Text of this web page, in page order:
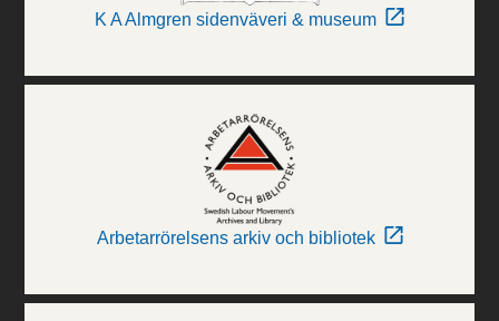
K A Almgren sidenväveri & museum
Arbetarrörelsens arkiv och bibliotek